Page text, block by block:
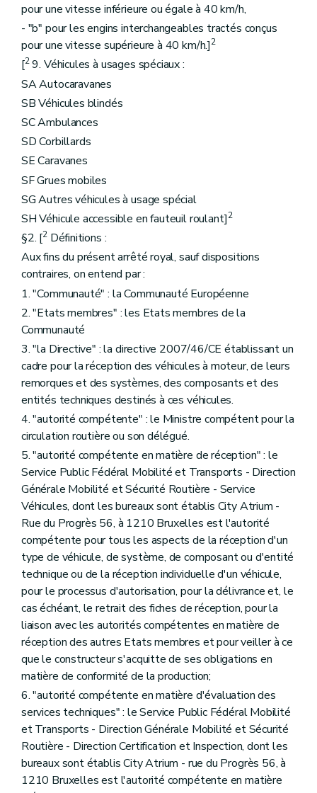
pour une vitesse inférieure ou égale à 40 km/h,
- "b" pour les engins interchangeables tractés conçus
pour une vitesse supérieure à 40 km/h.]2
[29. Véhicules à usages spéciaux :
SA Autocaravanes
SB Véhicules blindés
SC Ambulances
SD Corbillards
SE Caravanes
SF Grues mobiles
SG Autres véhicules à usage spécial
SH Véhicule accessible en fauteuil roulant]2
§2. [2Définitions :
Aux fins du présent arrêté royal, sauf dispositions
contraires, on entend par :
1. "Communauté" : la Communauté Européenne
2. "Etats membres" : les Etats membres de la
Communauté
3. "la Directive" : la directive 2007/46/CE établissant un
cadre pour la réception des véhicules à moteur, de leurs
remorques et des systèmes, des composants et des
entités techniques destinés à ces véhicules.
4. "autorité compétente" : le Ministre compétent pour la
circulation routière ou son délégué.
5. "autorité compétente en matière de réception" : le
Service Public Fédéral Mobilité et Transports - Direction
Générale Mobilité et Sécurité Routière - Service
Véhicules, dont les bureaux sont établis City Atrium -
Rue du Progrès 56, à 1210 Bruxelles est l'autorité
compétente pour tous les aspects de la réception d'un
type de véhicule, de système, de composant ou d'entité
technique ou de la réception individuelle d'un véhicule,
pour le processus d'autorisation, pour la délivrance et, le
cas échéant, le retrait des fiches de réception, pour la
liaison avec les autorités compétentes en matière de
réception des autres Etats membres et pour veiller à ce
que le constructeur s'acquitte de ses obligations en
matière de conformité de la production;
6. "autorité compétente en matière d'évaluation des
services techniques" : le Service Public Fédéral Mobilité
et Transports - Direction Générale Mobilité et Sécurité
Routière - Direction Certification et Inspection, dont les
bureaux sont établis City Atrium - rue du Progrès 56, à
1210 Bruxelles est l'autorité compétente en matière